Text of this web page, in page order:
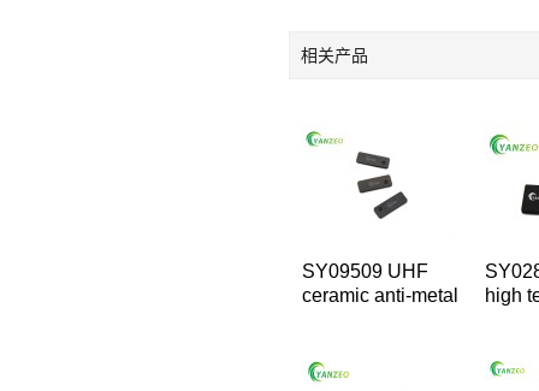
相关产品
SY09509 UHF
ceramic anti-metal
high